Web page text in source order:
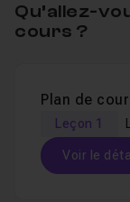
Qu’allez-
cours ?
Plan de
Leçon 1
Voir le